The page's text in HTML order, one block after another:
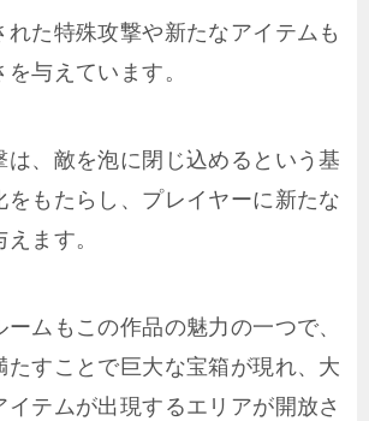
れた特殊攻撃や新たなアイテムも
与えています。
は、敵を泡に閉じ込めるという基
をもたらし、プレイヤーに新たな
ます。
ムもこの作品の魅力の一つで、
たすことで巨大な宝箱が現れ、大
イテムが出現するエリアが開放さ